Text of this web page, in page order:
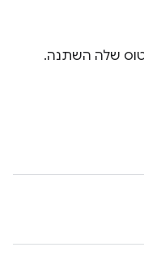
שלה השתנה.